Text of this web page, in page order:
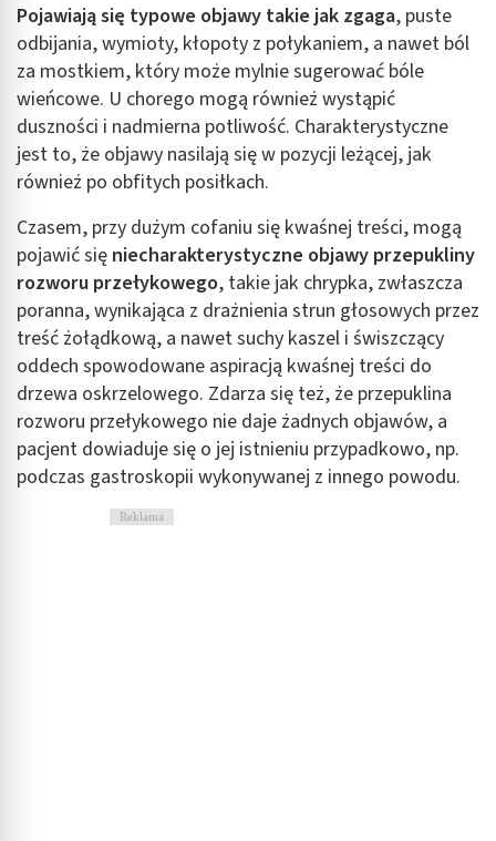
Pojawiają się typowe objawy takie jak zgaga, puste
odbijania, wymioty, kłopoty z połykaniem, a nawet ból
za mostkiem, który może mylnie sugerować bóle
wieńcowe. U chorego mogą również wystąpić
duszności i nadmierna potliwość. Charakterystyczne
jest to, że objawy nasilają się w pozycji leżącej, jak
również po obfitych posiłkach.
Czasem, przy dużym cofaniu się kwaśnej treści, mogą
pojawić się niecharakterystyczne objawy przepukliny
rozworu przełykowego, takie jak chrypka, zwłaszcza
poranna, wynikająca z drażnienia strun głosowych przez
treść żołądkową, a nawet suchy kaszel i świszczący
oddech spowodowane aspiracją kwaśnej treści do
drzewa oskrzelowego. Zdarza się też, że przepuklina
rozworu przełykowego nie daje żadnych objawów, a
pacjent dowiaduje się o jej istnieniu przypadkowo, np.
podczas gastroskopii wykonywanej z innego powodu.
Reklama